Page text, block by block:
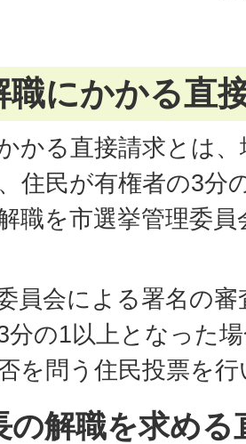
職にかかる直
かる直接請求とは
住民が有権者の3分
職を市選挙管理委
員会による署名の
分の1以上となった
を問う住民投票を
の解職を求め